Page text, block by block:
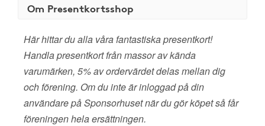
Om Presentkortsshop
Här hittar du alla våra fantastiska presentkort!
Handla presentkort från massor av kända
varumärken, 5% av ordervärdet delas mellan dig
och förening. Om du inte är inloggad på din
användare på Sponsorhuset när du gör köpet så får
föreningen hela ersättningen.